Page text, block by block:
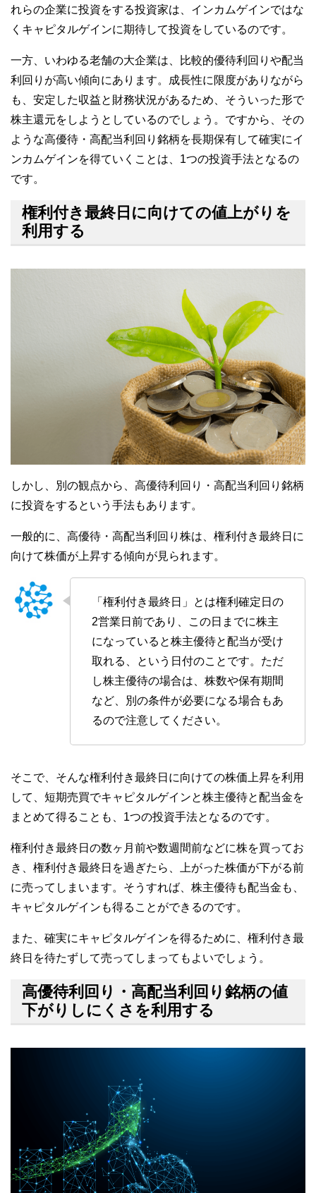
れらの企業に投資をする投資家は、インカムゲインではな
くキャピタルゲインに期待して投資をしているのです。
一方、いわゆる老舗の大企業は、比較的優待利回りや配当
利回りが高い傾向にあります。成長性に限度がありながら
も、安定した収益と財務状況があるため、そういった形で
株主還元をしようとしているのでしょう。ですから、その
ような高優待・高配当利回り銘柄を長期保有して確実にイ
ンカムゲインを得ていくことは、1つの投資手法となるの
です。
権利付き最終日に向けての値上がりを
利用する
しかし、別の観点から、高優待利回り・高配当利回り銘柄
に投資をするという手法もあります。
一般的に、高優待・高配当利回り株は、権利付き最終日に
向けて株価が上昇する傾向が見られます。
「権利付き最終日」とは権利確定日の
2営業日前であり、この日までに株主
になっていると株主優待と配当が受け
取れる、という日付のことです。ただ
し株主優待の場合は、株数や保有期間
など、別の条件が必要になる場合もあ
るので注意してください。
そこで、そんな権利付き最終日に向けての株価上昇を利用
して、短期売買でキャピタルゲインと株主優待と配当金を
まとめて得ることも、1つの投資手法となるのです。
権利付き最終日の数ヶ月前や数週間前などに株を買ってお
き、権利付き最終日を過ぎたら、上がった株価が下がる前
に売ってしまいます。そうすれば、株主優待も配当金も、
キャピタルゲインも得ることができるのです。
また、確実にキャピタルゲインを得るために、権利付き最
終日を待たずして売ってしまってもよいでしょう。
高優待利回り・高配当利回り銘柄の値
下がりしにくさを利用する